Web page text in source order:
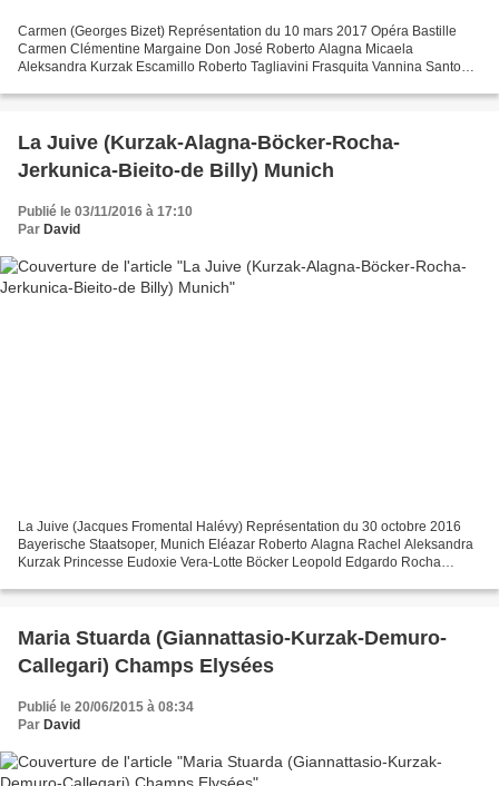
Carmen (Georges Bizet) Représentation du 10 mars 2017 Opéra Bastille
Carmen Clémentine Margaine Don José Roberto Alagna Micaela
Aleksandra Kurzak Escamillo Roberto Tagliavini Frasquita Vannina Santoni
La Juive (Kurzak-Alagna-Böcker-Rocha-
Jerkunica-Bieito-de Billy) Munich
Publié le 03/11/2016 à 17:10
Par David
La Juive (Jacques Fromental Halévy) Représentation du 30 octobre 2016
Bayerische Staatsoper, Munich Eléazar Roberto Alagna Rachel Aleksandra
Kurzak Princesse Eudoxie Vera-Lotte Böcker Leopold Edgardo Rocha
Maria Stuarda (Giannattasio-Kurzak-Demuro-
Callegari) Champs Elysées
Publié le 20/06/2015 à 08:34
Par David